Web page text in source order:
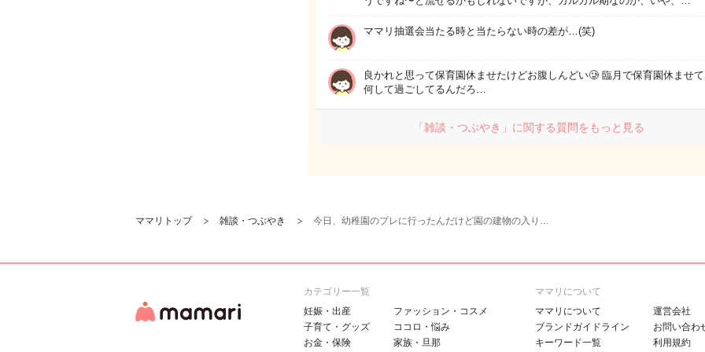
ママリ抽選会当たる時と当たらない時の差が…(笑)
良かれと思って保育園休ませたけどお腹しんどい🥲 臨月で保育園休ませて
何して過ごしてるんだろ…
「雑談・つぶやき」に関する質問をもっと見る
ママリトップ 雑談・つぶやき 今日、幼稚園のプレに行ったんだけど園の建物の入り…
カテゴリー一覧
妊娠・出産
子育て・グッズ
お金・保険
ファッション・コスメ
ココロ・悩み
家族・旦那
ママリについて
ママリについて
ブランドガイドライン
キーワード一覧
運営会社
お問い合わ
利用規約